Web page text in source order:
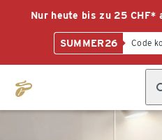
Nur heute bis zu 25 CHF*
SUMMER26 Code